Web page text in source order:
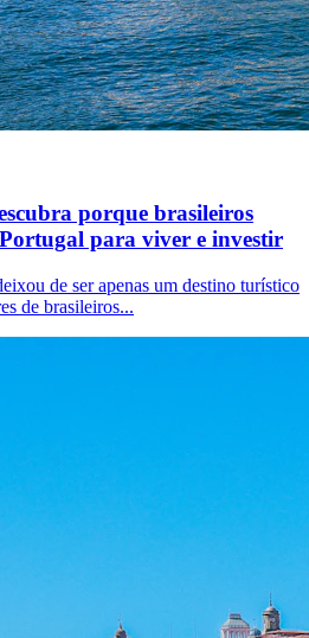
porque brasileiros
para viver e investir
de ser apenas um destino turístico
de brasileiros...